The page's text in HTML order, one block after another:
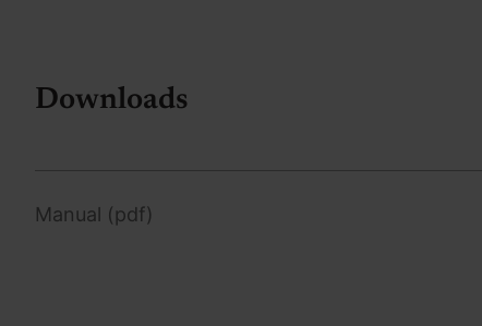
Downloads
Manual (pdf)